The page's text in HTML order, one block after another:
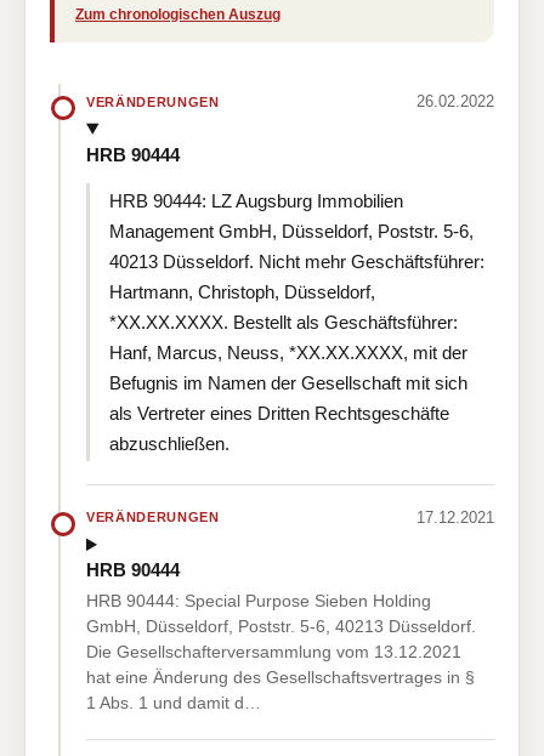
Zum chronologischen Auszug
VERÄNDERUNGEN 26.02.2022
HRB 90444
HRB 90444: LZ Augsburg Immobilien
Management GmbH, Düsseldorf, Poststr. 5-6,
40213 Düsseldorf. Nicht mehr Geschäftsführer:
Hartmann, Christoph, Düsseldorf,
*XX.XX.XXXX. Bestellt als Geschäftsführer:
Hanf, Marcus, Neuss, *XX.XX.XXXX, mit der
Befugnis im Namen der Gesellschaft mit sich
als Vertreter eines Dritten Rechtsgeschäfte
abzuschließen.
VERÄNDERUNGEN 17.12.2021
HRB 90444
HRB 90444: Special Purpose Sieben Holding
GmbH, Düsseldorf, Poststr. 5-6, 40213 Düsseldorf.
Die Gesellschafterversammlung vom 13.12.2021
hat eine Änderung des Gesellschaftsvertrages in §
1 Abs. 1 und damit d…